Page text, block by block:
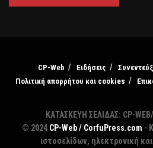
CP-Web Ειδήσεις
Πολιτική απορρήτου και cookies
ΚΑΤΑΣΚΕΥΗ ΣΕΛΙΔΑΣ: CP-WEB/
© 2024 CP-Web / CorfuPress.com -
ιστοσελίδων, ηλεκτρονική